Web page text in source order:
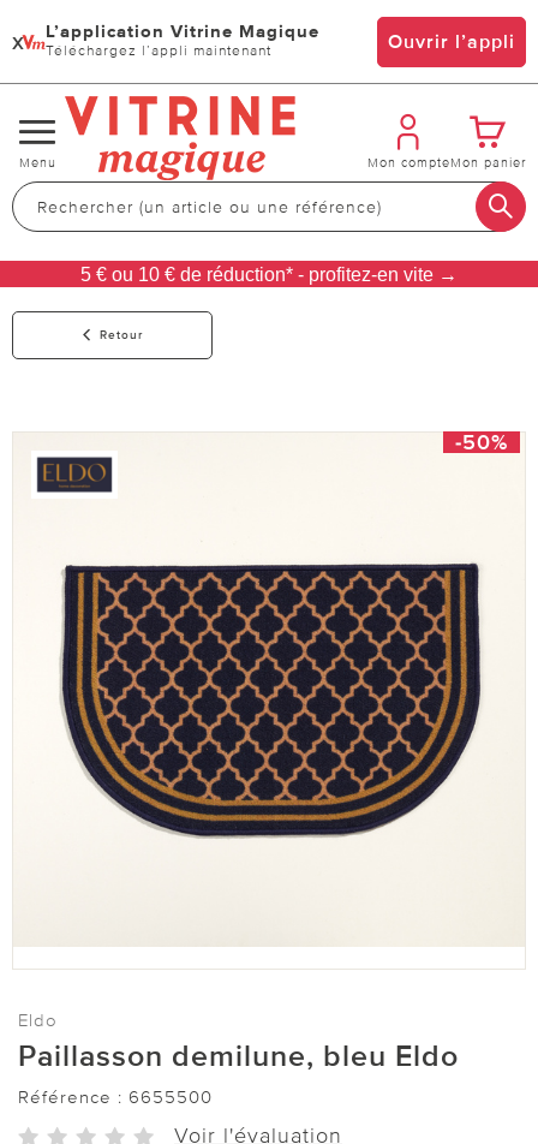
x L’application Vitrine Magique
Téléchargez l’appli maintenant Ouvrir l’appli
Changer
de
navigation
Menu Mon compteMon panier
5 € ou 10 € de réduction* - profitez-en vite →
Retour
-50%
Eldo
Paillasson demilune, bleu Eldo
Référence : 6655500
Voir l'évaluation